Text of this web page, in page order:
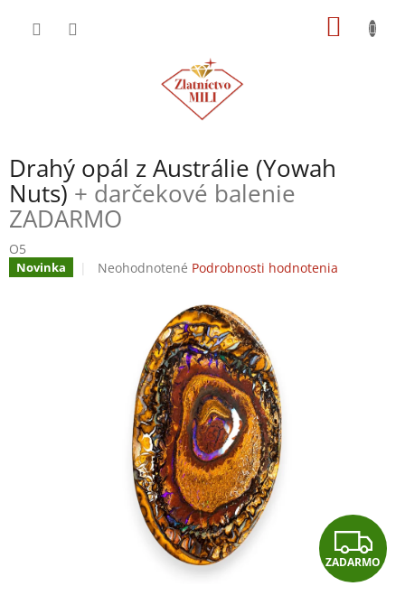
Drahý opál z Austrálie (Yowah
Nuts) + darčekové balenie
ZADARMO
O5
Novinka
Priemerné
hviezdičiek.
Neohodnotené Podrobnosti hodnotenia
Z
A
ZADARMO